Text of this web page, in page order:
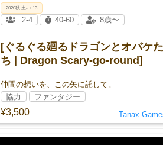
[ぐるぐる廻るドラゴンとオバケた
ち | Dragon Scary-go-round]
仲間の想いを、この矢に託して。
¥3,500
2020秋 土-エ13
2-4 40-60 8歳〜
協力 ファンタジー
Tanax